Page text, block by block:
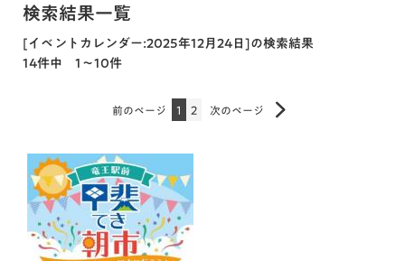
検索結果一覧
[イベントカレンダー:2025年12月24日]の検索結果
14件中 1～10件
前のページ 1 2 次のページ